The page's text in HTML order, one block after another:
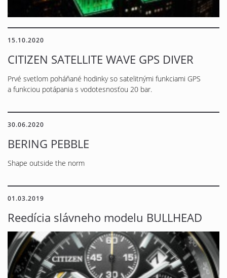
15.10.2020
CITIZEN SATELLITE WAVE GPS DIVER
Prvé svetlom poháňané hodinky so satelitnými funkciami GPS
a funkciou potápania s vodotesnosťou 20 bar.
30.06.2020
BERING PEBBLE
Shape outside the norm
01.03.2019
Reedícia slávneho modelu BULLHEAD